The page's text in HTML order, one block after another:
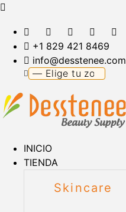
+1 829 421 8469
info@desstenee.com
INICIO
TIENDA
Skincare